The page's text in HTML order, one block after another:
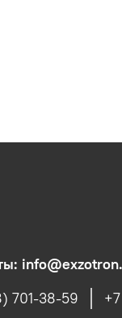
701-38-59